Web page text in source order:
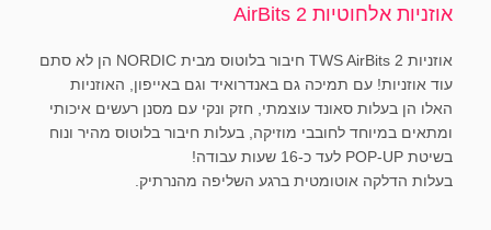
אוזניות אלחוטיות AirBits 2
אוזניות TWS AirBits 2 חיבור בלוטוס מבית NORDIC הן לא סתם
עוד אוזניות! עם תמיכה גם באנדרואיד וגם באייפון, האוזניות
האלו הן בעלות סאונד עוצמתי, חזק ונקי עם מסנן רעשים איכותי
ומתאים במיוחד לחובבי מוזיקה, בעלות חיבור בלוטוס מהיר ונוח
בשיטת POP-UP לעד כ-16 שעות עבודה!
בעלות הדלקה אוטומטית ברגע השליפה מהנרתיק.